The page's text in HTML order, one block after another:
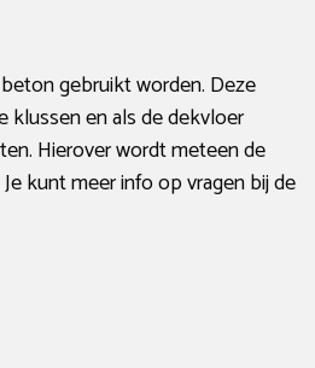
gebruikt worden. Deze
klussen en als de dekvloer
Hierover wordt meteen de
kunt meer info op vragen bij de